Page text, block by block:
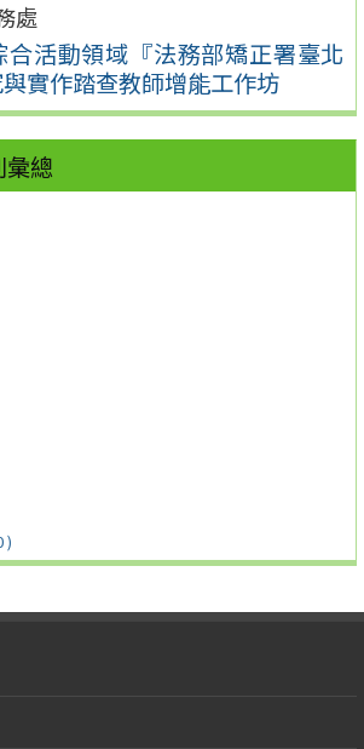
處
活動領域『法務部矯正署臺北
實作踏查教師增能工作坊
總
)